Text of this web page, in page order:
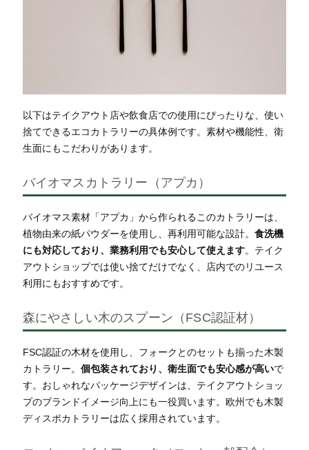
以下はテイクアウト店や飲食店での使用にぴったりな、使い
捨てできるエコカトラリーの具体例です。素材や機能性、衛
生面にもこだわりがあります。
バイオマスカトラリー（アプカ）
バイオマス素材「アプカ」から作られるこのカトラリーは、
植物由来の紙パウダーを使用し、再利用可能な設計。 食洗機
にも対応しており、業務利用でも安心して使えます。テイク
アウトショップでは使い捨てだけでなく、店内でのリユース
利用にもおすすめです。
森にやさしい木のスプーン（FSC認証材）
FSC認証の木材を使用し、フォークとのセットも揃った木製
カトラリー。 個包装されており、衛生面でも安心感が高いで
す。おしゃれなパッケージデザインは、テイクアウトショッ
プのブランドイメージ向上にも一役買います。欧州でも木製
ディスポカトラリーは広く採用されています。